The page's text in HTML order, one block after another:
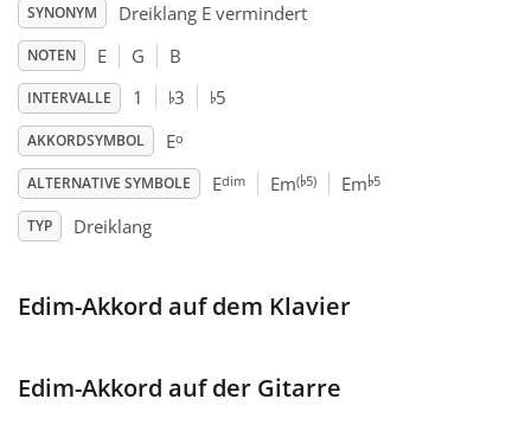
English
Español
SYNONYM Dreiklang E vermindert
NOTEN E G B
INTERVALLE 1 ♭3 ♭5
AKKORDSYMBOL Eo
ALTERNATIVE SYMBOLE Edim Em(♭5) Em♭5
TYP Dreiklang
Edim-Akkord auf dem Klavier
Edim-Akkord auf der Gitarre